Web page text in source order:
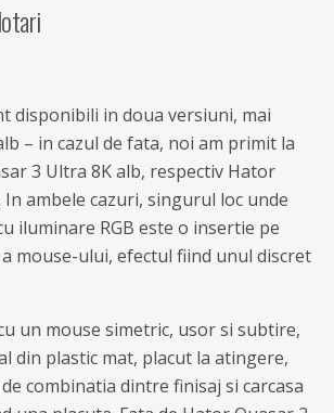
disponibili in doua versiuni, mai
– in cazul de fata, noi am primit la
3 Ultra 8K alb, respectiv Hator
ambele cazuri, singurul loc unde
iluminare RGB este o insertie pe
mouse-ului, efectul fiind unul discret
un mouse simetric, usor si subtire,
din plastic mat, placut la atingere,
combinatia dintre finisaj si carcasa